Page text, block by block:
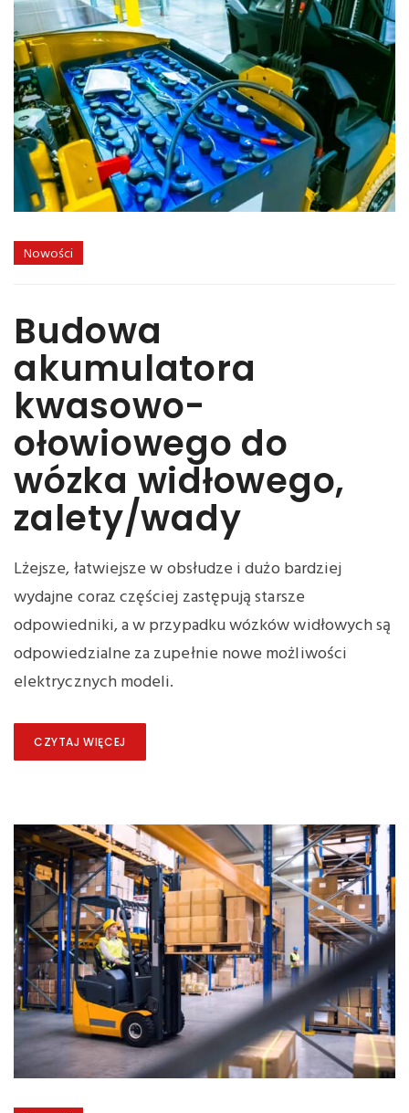
Nowości
Budowa
akumulatora
kwasowo-
ołowiowego do
wózka widłowego,
zalety/wady
Lżejsze, łatwiejsze w obsłudze i dużo bardziej
wydajne coraz częściej zastępują starsze
odpowiedniki, a w przypadku wózków widłowych są
odpowiedzialne za zupełnie nowe możliwości
elektrycznych modeli.
CZYTAJ WIĘCEJ